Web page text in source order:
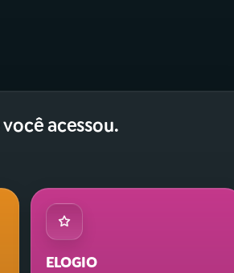
acessou.
ELOGIO